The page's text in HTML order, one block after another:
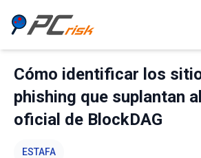
Cómo identificar los
phishing que suplantan
oficial de BlockDAG
ESTAFA